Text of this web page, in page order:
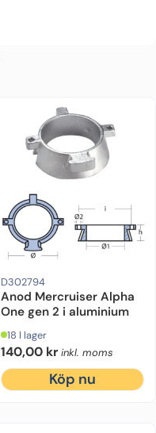
D302794
Anod Mercruiser Alpha
One gen 2 i aluminium
18 I lager
140,00 kr inkl. moms
Köp nu